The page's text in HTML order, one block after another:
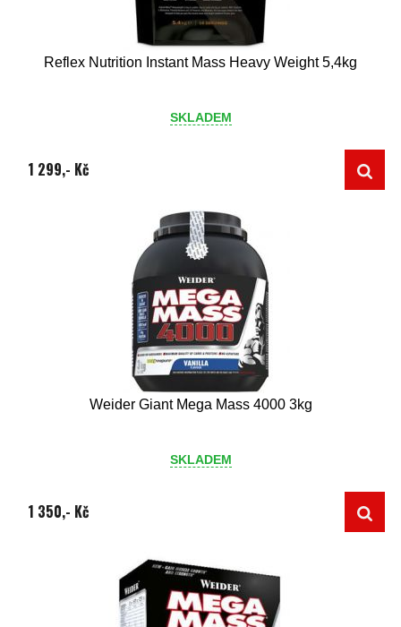
Reflex Nutrition Instant Mass Heavy Weight 5,4kg
SKLADEM
1 299,- Kč
Weider Giant Mega Mass 4000 3kg
SKLADEM
1 350,- Kč